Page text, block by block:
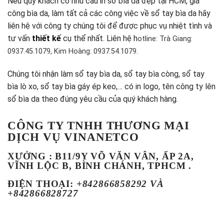
công bìa da, làm tất cả các công việc về sổ tay bìa da hãy
liên hệ với công ty chúng tôi để được phục vụ nhiệt tình và
tư vấn thiết kế cụ thể nhất. Liên hệ hotline: Trà Giang:
0937.45.1079, Kim Hoàng: 0937.54.1079.
Chúng tôi nhận làm sổ tay bìa da, sổ tay bìa còng, sổ tay
bìa lò xo, sổ tay bìa gáy ép keo,… có in logo, tên công ty lên
sổ bìa da theo đúng yêu cầu của quý khách hàng.
CÔNG TY TNHH THƯƠNG MẠI
DỊCH VỤ VINANETCO
XƯỞNG : B11/9Y VÕ VĂN VÂN, ẤP 2A,
VĨNH LỘC B, BÌNH CHÁNH, TPHCM .
ĐIỆN THOẠI: +842866858292 VÀ
+842866828727